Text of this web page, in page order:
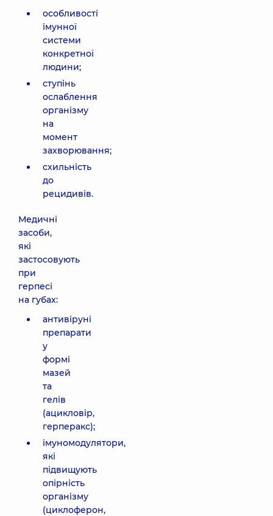
особливості
імунної
системи
конкретної
людини;
ступінь
ослаблення
організму
на
момент
захворювання;
схильність
до
рецидивів.
Медичні
засоби,
які
застосовують
при
герпесі
на губах:
антивіруні
препарати
у
формі
мазей
та
гелів
(ацикловір,
герперакс);
імуномодулятори,
які
підвищують
опірність
організму
(циклоферон,